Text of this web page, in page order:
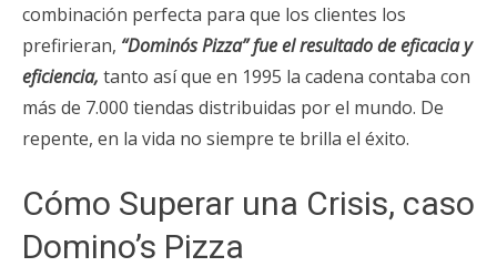
combinación perfecta para que los clientes los
prefirieran, “Domino´s Pizza” fue el resultado de eficacia y
eficiencia, tanto así que en 1995 la cadena contaba con
más de 7.000 tiendas distribuidas por el mundo. De
repente, en la vida no siempre te brilla el éxito.
Cómo Superar una Crisis, caso
Domino’s Pizza